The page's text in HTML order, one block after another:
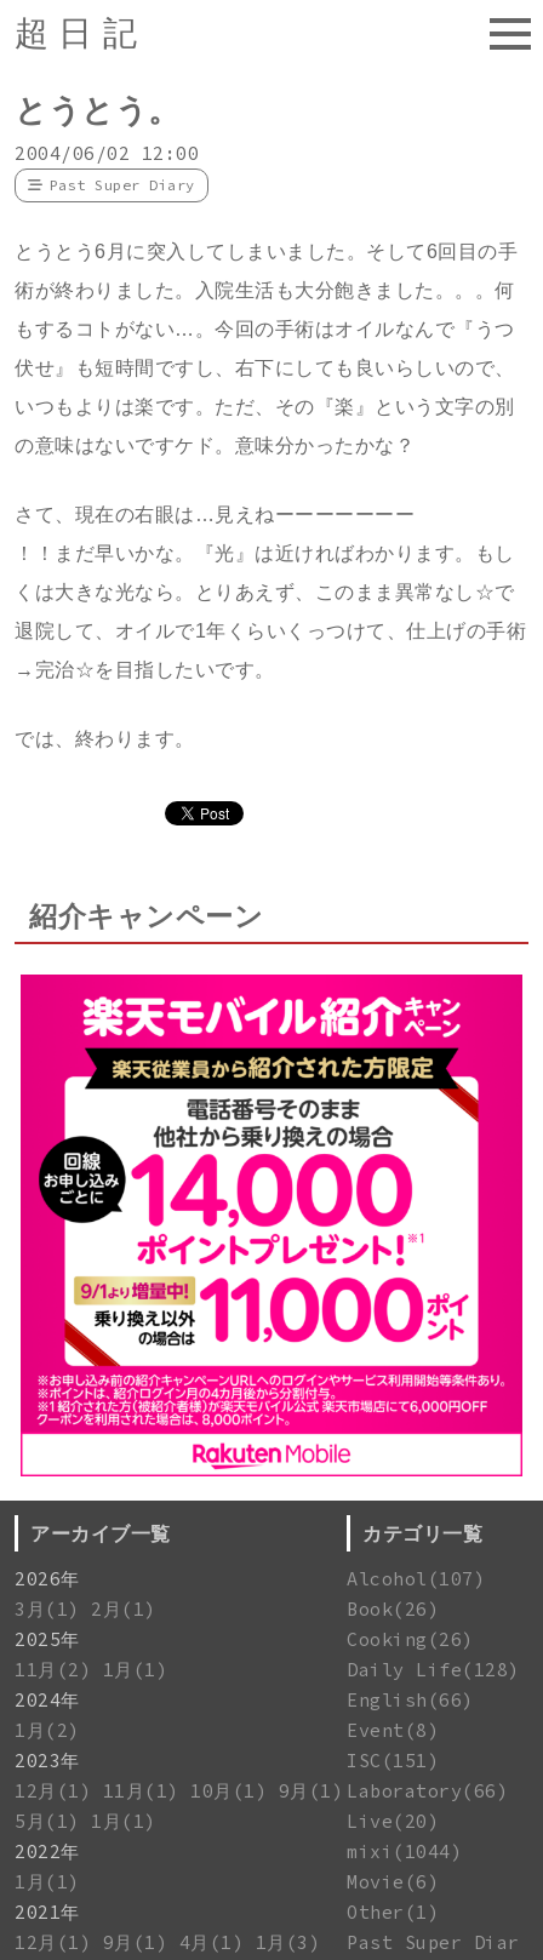
超日記
とうとう。
2004/06/02 12:00
Past Super Diary
とうとう6月に突入してしまいました。そして6回目の手
術が終わりました。入院生活も大分飽きました。。。何
もするコトがない…。今回の手術はオイルなんで『うつ
伏せ』も短時間ですし、右下にしても良いらしいので、
いつもよりは楽です。ただ、その『楽』という文字の別
の意味はないですケド。意味分かったかな？
さて、現在の右眼は…見えねーーーーーーー
！！まだ早いかな。『光』は近ければわかります。もし
くは大きな光なら。とりあえず、このまま異常なし☆で
退院して、オイルで1年くらいくっつけて、仕上げの手術
→完治☆を目指したいです。
では、終わります。
紹介キャンペーン
アーカイブ一覧
2026年
3月(1)
2月(1)
2025年
11月(2)
1月(1)
2024年
1月(2)
2023年
12月(1)
11月(1) 10月(1)
9月(1)
5月(1)
1月(1)
2022年
1月(1)
2021年
12月(1)
9月(1) 4月(1)
1月(3)
カテゴリ一覧
Alcohol(107)
Book(26)
Cooking(26)
Daily Life(128)
English(66)
Event(8)
ISC(151)
Laboratory(66)
Live(20)
mixi(1044)
Movie(6)
Other(1)
Past Super Diar